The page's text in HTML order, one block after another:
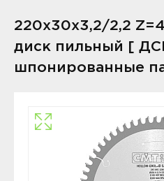
220x30x3,2/2,2
диск пильный [
шпонированные